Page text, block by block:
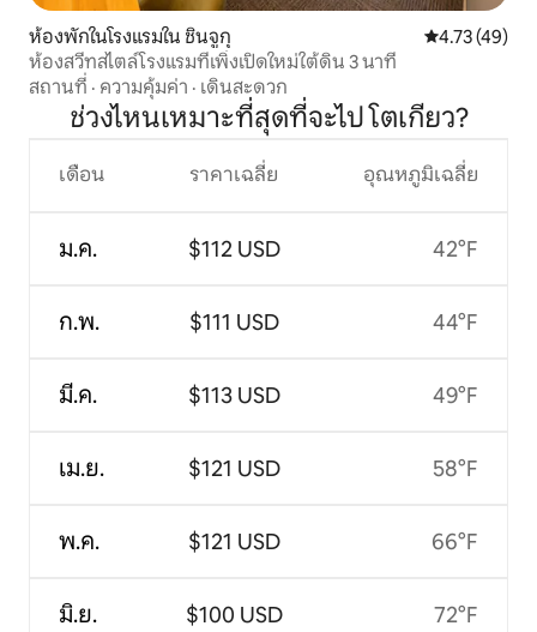
ห้องพักในโรงแรมใน ชินจูกุ คะแนนเฉลี่ย
4.73 (49)
ห้องสวีทสไตล์โรงแรมที่เพิ่งเปิดใหม่ใต้ดิน 3 นาที
สถานที่ · ความคุ้มค่า · เดินสะดวก
ช่วงไหนเหมาะที่สุดที่จะไป โตเกียว?
เดือน
ม.ค.
ก.พ.
มี.ค.
เม.ย.
พ.ค.
มิ.ย.
ราคาเฉลี่ย
$112 USD
$111 USD
$113 USD
$121 USD
$121 USD
$100 USD
อุณหภูมิเฉลี่ย
42°F
44°F
49°F
58°F
66°F
72°F